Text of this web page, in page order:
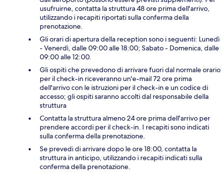
usufruirne, contatta la struttura 48 ore prima dell'arrivo,
utilizzando i recapiti riportati sulla conferma della
prenotazione.
Gli orari di apertura della reception sono i seguenti: Lunedì
- Venerdì, dalle 09:00 alle 18:00; Sabato - Domenica, dalle
09:00 alle 12:00.
Gli ospiti che prevedono di arrivare fuori dal normale orario
per il check-in riceveranno un'e-mail 72 ore prima
dell'arrivo con le istruzioni per il check-in e un codice di
accesso; gli ospiti saranno accolti dal responsabile della
struttura
Contatta la struttura almeno 24 ore prima dell'arrivo per
prendere accordi per il check-in. I recapiti sono indicati
sulla conferma della prenotazione.
Se prevedi di arrivare dopo le ore 18:00, contatta la
struttura in anticipo, utilizzando i recapiti indicati sulla
conferma della prenotazione.